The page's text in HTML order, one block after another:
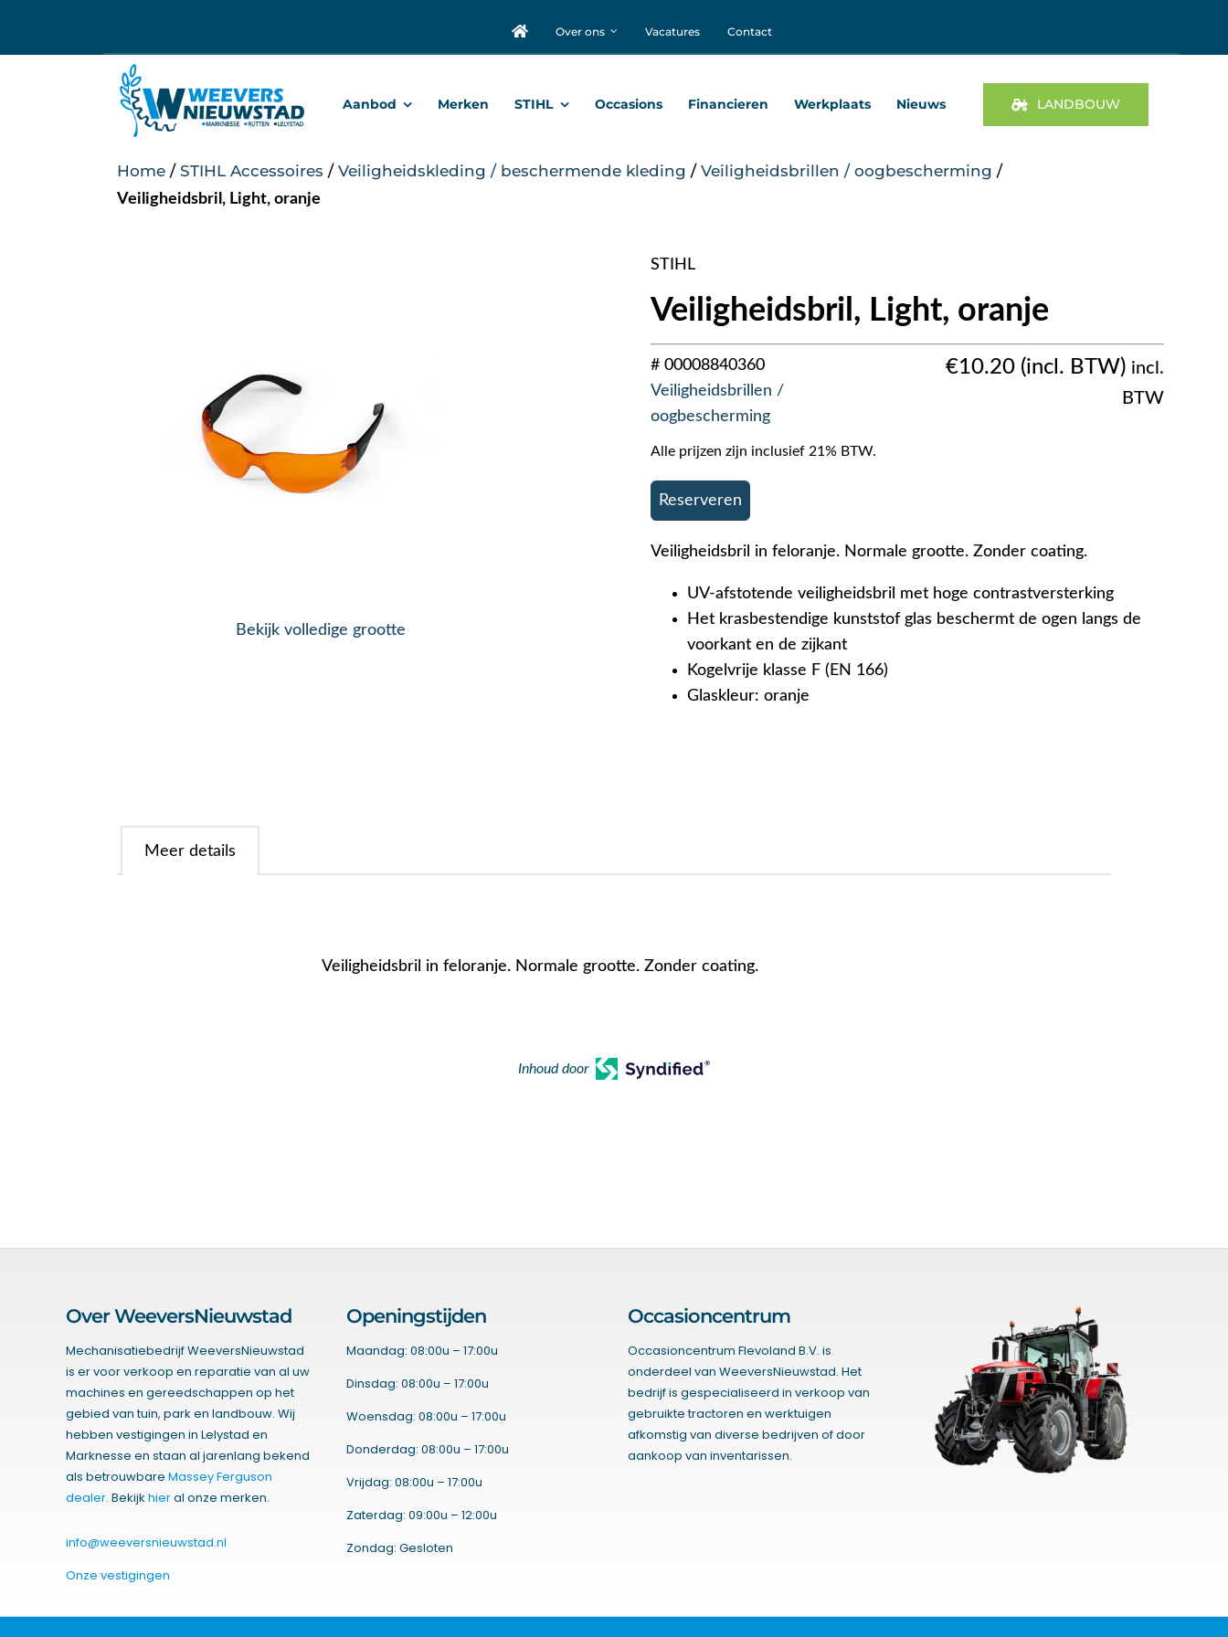
Over ons Vacatures Contact
Aanbod Merken STIHL Occasions Financieren Werkplaats Nieuws LANDBOUW
Home / STIHL Accessoires / Veiligheidskleding / beschermende kleding / Veiligheidsbrillen / oogbescherming /
Veiligheidsbril, Light, oranje
Bekijk volledige grootte
STIHL
Veiligheidsbril, Light, oranje
# 00008840360
Veiligheidsbrillen /
oogbescherming
€10.20
incl.
BTW
Alle prijzen zijn inclusief 21% BTW.
Reserveren
Veiligheidsbril in feloranje. Normale grootte. Zonder coating.
UV-afstotende veiligheidsbril met hoge contrastversterking
Het krasbestendige kunststof glas beschermt de ogen langs de
voorkant en de zijkant
Kogelvrije klasse F (EN 166)
Glaskleur: oranje
Meer details
Veiligheidsbril in feloranje. Normale grootte. Zonder coating.
Inhoud door
Over WeeversNieuwstad
Mechanisatiebedrijf WeeversNieuwstad
is er voor verkoop en reparatie van al uw
machines en gereedschappen op het
gebied van tuin, park en landbouw. Wij
hebben vestigingen in Lelystad en
Marknesse en staan al jarenlang bekend
als betrouwbare Massey Ferguson
dealer. Bekijkhieral onze merken.
info@weeversnieuwstad.nl
Onze vestigingen
Openingstijden
Maandag: 08:00u – 17:00u
Dinsdag: 08:00u – 17:00u
Woensdag: 08:00u – 17:00u
Donderdag: 08:00u – 17:00u
Vrijdag: 08:00u – 17:00u
Zaterdag: 09:00u – 12:00u
Zondag: Gesloten
Occasioncentrum
Occasioncentrum Flevoland B.V. is
onderdeel van WeeversNieuwstad. Het
bedrijf is gespecialiseerd in verkoop van
gebruikte tractoren en werktuigen
afkomstig van diverse bedrijven of door
aankoop van inventarissen.